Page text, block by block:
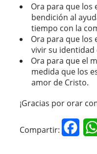
Ora para que los
bendición al
tiempo con la
Ora para que los
vivir su identidad
Ora para que el
medida que los
amor de Cristo.
¡Gracias por orar
Compartir: